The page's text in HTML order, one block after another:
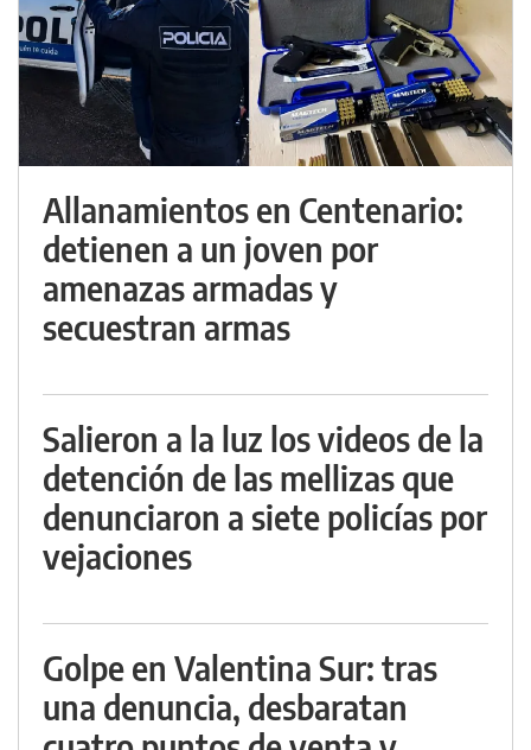
Allanamientos en Centenario:
detienen a un joven por
amenazas armadas y
secuestran armas
Salieron a la luz los videos de la
detención de las mellizas que
denunciaron a siete policías por
vejaciones
Golpe en Valentina Sur: tras
una denuncia, desbaratan